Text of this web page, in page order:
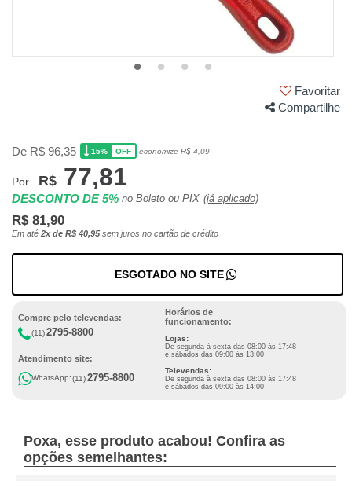
Favoritar
Compartilhe
De R$ 96,35 15% OFF economize R$ 4,09
Por R$ 77,81
DESCONTO DE 5% no Boleto ou PIX (já aplicado)
R$ 81,90
Em até 2x de R$ 40,95sem juros no cartão de crédito
ESGOTADO NO SITE
Compre pelo televendas:
(11)2795-8800
Atendimento site:
WhatsApp:(11)2795-8800
Horários de
funcionamento:
Lojas:
De segunda à sexta das 08:00 às 17:48
e sábados das 09:00 às 13:00
Televendas:
De segunda à sexta das 08:00 às 17:48
e sábados das 09:00 às 14:00
Poxa, esse produto acabou! Confira as
opções semelhantes: